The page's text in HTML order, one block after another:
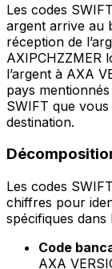
Les codes
argent arrive au
réception de
AXIPCHZZMER
l’argent à AXA
pays
SWIFT que
destination.
Les codes
chiffres pour
spécifiques dans
Code
AXA